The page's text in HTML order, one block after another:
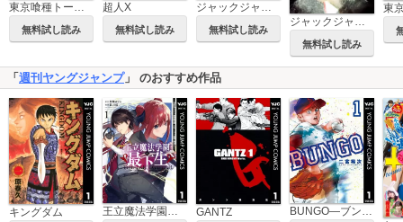
東京喰種トーキョーグール:re
無料試し読み
超人X
無料試し読み
ジャックジャンヌ FOLIAGE ～アンバー・オニキス～
無料試し読み
ジャックジャンヌ Complete Collection -sui ishida works-
無料試し読み
「 週刊ヤングジャンプ」 のおすすめ作品
キングダム 王立魔法学園の最下生～貧困街上がりの最強魔法師、貴族だらけの学園で無双する～ GANTZ BUNGO―ブンゴ―